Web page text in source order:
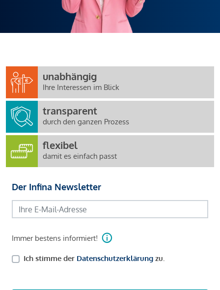
unabhängig
Ihre Interessen im Blick
transparent
durch den ganzen Prozess
flexibel
damit es einfach passt
Der Infina Newsletter
Immer bestens informiert!
Ich stimme der Datenschutzerklärung zu.